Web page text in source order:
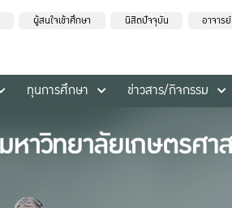
ผู้สนใจเข้าศึกษา นิสิตปัจจุบัน อาจารย์
ทุนการศึกษา ข่าวสาร/กิจกรรม